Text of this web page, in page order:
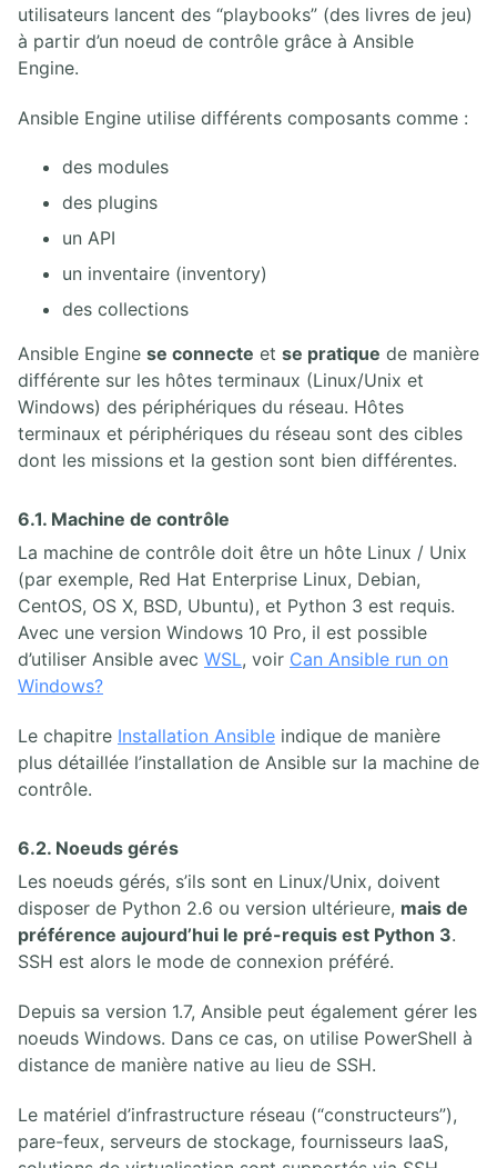
utilisateurs lancent des “playbooks” (des livres de jeu)
à partir d’un noeud de contrôle grâce à Ansible
Engine.
Ansible Engine utilise différents composants comme :
des modules
des plugins
un API
un inventaire (inventory)
des collections
Ansible Engine se connecte et se pratique de manière
différente sur les hôtes terminaux (Linux/Unix et
Windows) des périphériques du réseau. Hôtes
terminaux et périphériques du réseau sont des cibles
dont les missions et la gestion sont bien différentes.
6.1. Machine de contrôle
La machine de contrôle doit être un hôte Linux / Unix
(par exemple, Red Hat Enterprise Linux, Debian,
CentOS, OS X, BSD, Ubuntu), et Python 3 est requis.
Avec une version Windows 10 Pro, il est possible
d’utiliser Ansible avec WSL, voir Can Ansible run on
Windows?
Le chapitre Installation Ansible indique de manière
plus détaillée l’installation de Ansible sur la machine de
contrôle.
6.2. Noeuds gérés
Les noeuds gérés, s’ils sont en Linux/Unix, doivent
disposer de Python 2.6 ou version ultérieure, mais de
préférence aujourd’hui le pré-requis est Python 3.
SSH est alors le mode de connexion préféré.
Depuis sa version 1.7, Ansible peut également gérer les
noeuds Windows. Dans ce cas, on utilise PowerShell à
distance de manière native au lieu de SSH.
Le matériel d’infrastructure réseau (“constructeurs”),
pare-feux, serveurs de stockage, fournisseurs IaaS,